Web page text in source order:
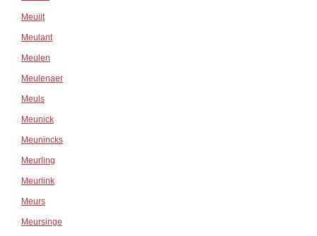
Meuijt
Meulant
Meulen
Meulenaer
Meuls
Meunick
Meunincks
Meurling
Meurlink
Meurs
Meursinge